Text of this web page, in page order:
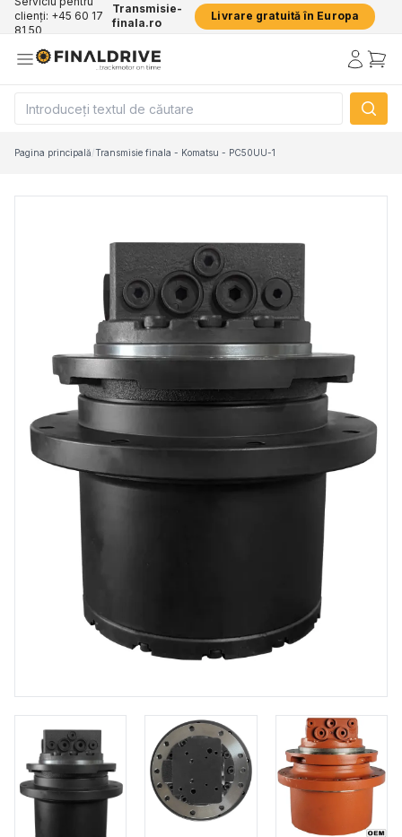
clienți: +45 60 17
81 50
Transmisie-
finala.ro
Livrare gratuită în Europa
Pagina principală/Transmisie finala - Komatsu - PC50UU-1